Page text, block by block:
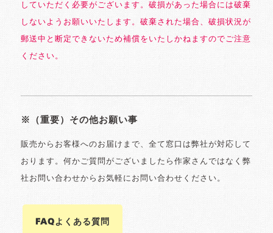
していただく必要がございます。破損があった場合には破棄
しないようお願いいたします。破棄された場合、破損状況が
郵送中と断定できないため補償をいたしかねますのでご注意
ください。
※（重要）その他お願い事
販売からお客様へのお届けまで、全て窓口は弊社が対応して
おります。何かご質問がございましたら作家さんではなく弊
社お問い合わせからお気軽にお問い合わせください。
FAQよくある質問